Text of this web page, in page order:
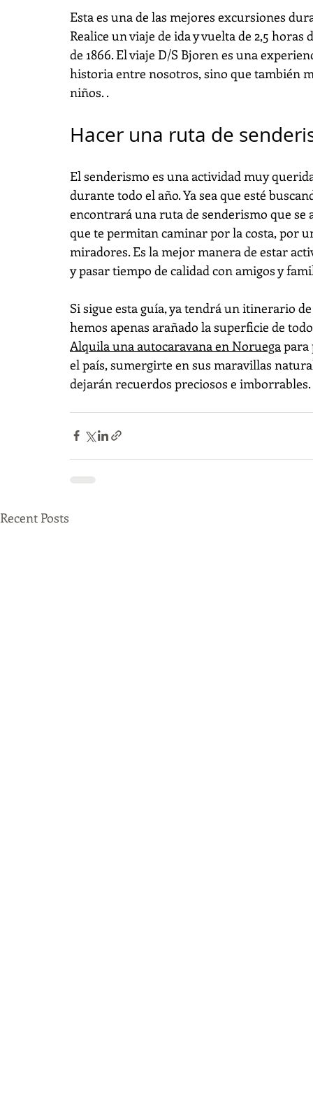
Esta es una de las mejores excursiones
Realice un viaje de ida y vuelta de 2,5
de 1866. El viaje D/S Bjoren es una
historia entre nosotros, sino que también
niños. .
Hacer una ruta de
El senderismo es una actividad muy
durante todo el año. Ya sea que esté
encontrará una ruta de senderismo que se
que te permitan caminar por la costa, por
miradores. Es la mejor manera de estar
y pasar tiempo de calidad con amigos y
Si sigue esta guía, ya tendrá un itinerario
hemos apenas arañado la superficie de
Alquila una autocaravana en Noruega para
el país, sumergirte en sus maravillas
dejarán recuerdos preciosos e imborrables.
Recent Posts